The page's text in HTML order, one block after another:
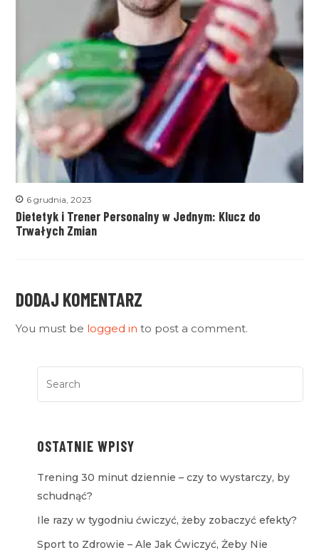
6 grudnia, 2023
Dietetyk i Trener Personalny w Jednym: Klucz do
Trwałych Zmian
DODAJ KOMENTARZ
You must be logged in to post a comment.
OSTATNIE WPISY
Trening 30 minut dziennie – czy to wystarczy, by
schudnąć?
Ile razy w tygodniu ćwiczyć, żeby zobaczyć efekty?
Sport to Zdrowie – Ale Jak Ćwiczyć, Żeby Nie